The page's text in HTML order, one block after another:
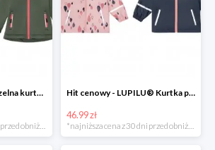
LUPILU® Wiatroszczelna kurtka dziecięca softshell, 1 sztuka Hit cenowy - LUPILU® Kurtka przeciwdeszczowa dziewczęca, 1 sztuka
46.99 zł